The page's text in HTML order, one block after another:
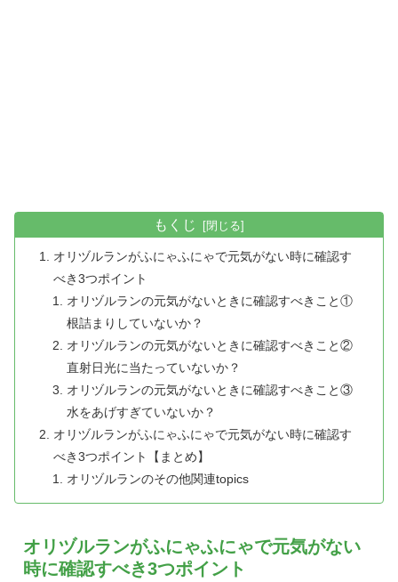
もくじ
オリヅルランがふにゃふにゃで元気がない時に確認す
べき3つポイント
オリヅルランの元気がないときに確認すべきこと①
根詰まりしていないか？
オリヅルランの元気がないときに確認すべきこと②
直射日光に当たっていないか？
オリヅルランの元気がないときに確認すべきこと③
水をあげすぎていないか？
オリヅルランがふにゃふにゃで元気がない時に確認す
べき3つポイント【まとめ】
オリヅルランのその他関連topics
オリヅルランがふにゃふにゃで元気がない
時に確認すべき3つポイント